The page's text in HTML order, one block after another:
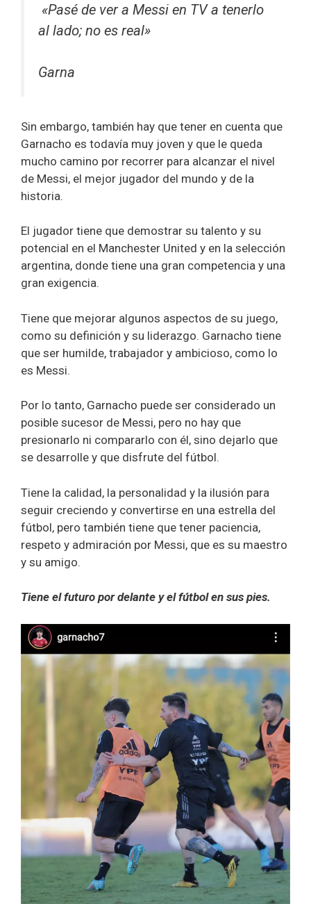
«Pasé de ver a Messi en TV a tenerlo
al lado; no es real»
Garna
Sin embargo, también hay que tener en cuenta que
Garnacho es todavía muy joven y que le queda
mucho camino por recorrer para alcanzar el nivel
de Messi, el mejor jugador del mundo y de la
historia.
El jugador tiene que demostrar su talento y su
potencial en el Manchester United y en la selección
argentina, donde tiene una gran competencia y una
gran exigencia.
Tiene que mejorar algunos aspectos de su juego,
como su definición y su liderazgo. Garnacho tiene
que ser humilde, trabajador y ambicioso, como lo
es Messi.
Por lo tanto, Garnacho puede ser considerado un
posible sucesor de Messi, pero no hay que
presionarlo ni compararlo con él, sino dejarlo que
se desarrolle y que disfrute del fútbol.
Tiene la calidad, la personalidad y la ilusión para
seguir creciendo y convertirse en una estrella del
fútbol, pero también tiene que tener paciencia,
respeto y admiración por Messi, que es su maestro
y su amigo.
Tiene el futuro por delante y el fútbol en sus pies.